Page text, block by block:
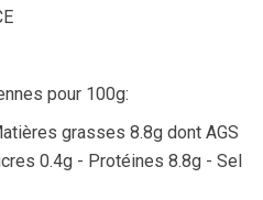
pour 100g:
grasses 8.8g dont AGS
0.4g - Protéines 8.8g - Sel